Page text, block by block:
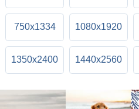
750x1334 1080x1920
1350x2400 1440x2560